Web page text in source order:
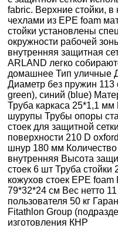
fabric. Верхние стойки, в
чехлами из EPE foam
стойки установлены
окружности рабочей
внутренняя защитная
ARLAND легко
домашнее Тип уличные
Диаметр без пружин 113
green), синий (blue)
Труба каркаса 25*1,1
шурупы Трубы опоры
стоек для защитной
поверхности 210 D
шнур 180 мм
внутренняя Высота
стоек 6 шт Труба
кожухов стоек EPE
79*32*24 см Вес нетто
пользователя 50 кг
Fitathlon Group
изготовления КНР